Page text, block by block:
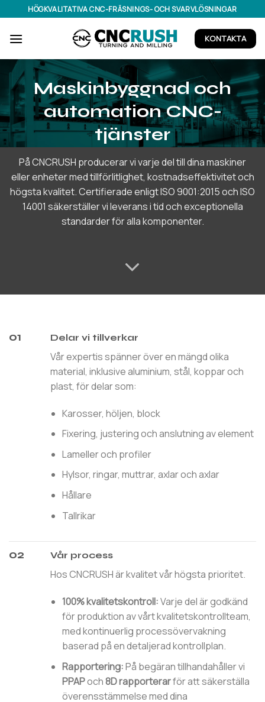
to
content
HÖGKVALITATIVA CNC-FRÄSNINGS- OCH SVARVLÖSNINGAR
KONTAKTA
Maskinbyggnad och
automation CNC-
tjänster
På CNCRUSH producerar vi varje del till dina maskiner
eller enheter med tillförlitlighet, kostnadseffektivitet och
högsta kvalitet. Certifierade enligt ISO 9001:2015 och ISO
14001 säkerställer vi leverans i tid och exceptionella
standarder för alla komponenter.
01 Delar vi tillverkar
Vår expertis spänner över en mängd olika
material, inklusive aluminium, stål, koppar och
plast, för delar som:
Karosser, höljen, block
Fixering, justering och anslutning av element
Lameller och profiler
Hylsor, ringar, muttrar, axlar och axlar
Hållare
Tallrikar
02 Vår process
Hos CNCRUSH är kvalitet vår högsta prioritet.
100% kvalitetskontroll:Varje del är godkänd
för produktion av vårt kvalitetskontrollteam,
med kontinuerlig processövervakning
baserad på en detaljerad kontrollplan.
Rapportering:På begäran tillhandahåller vi
PPAPoch8D rapporterarför att säkerställa
överensstämmelse med dina